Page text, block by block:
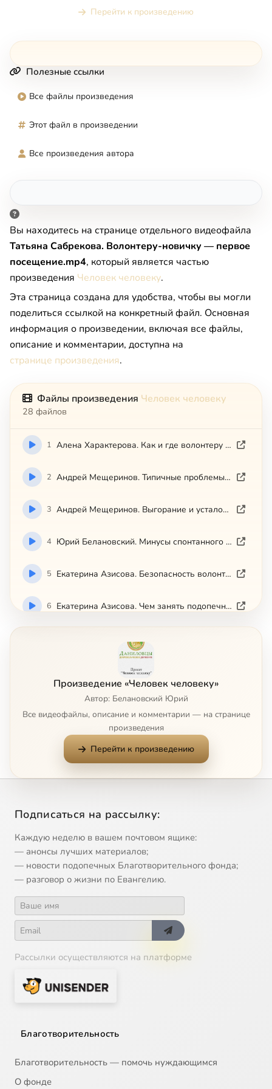
Перейти к произведению
Полезные ссылки
Все файлы произведения
Этот файл в произведении
Все произведения автора
Вы находитесь на странице отдельного видеофайла
Татьяна Сабрекова. Волонтеру-новичку — первое
посещение.mp4, который является частью
произведения Человек человеку.
Эта страница создана для удобства, чтобы вы могли
поделиться ссылкой на конкретный файл. Основная
информация о произведении, включая все файлы,
описание и комментарии, доступна на
странице произведения.
Файлы произведения Человек человеку
28 файлов
1 Алена Характерова. Как и где волонтеру искать поддержку.mp4
2 Андрей Мещеринов. Типичные проблемы волонтера.mp4
3 Андрей Мещеринов. Выгорание и усталость.mp4
4 Юрий Белановский. Минусы спонтанного волонтерства
5 Екатерина Азисова. Безопасность волонтеров — манипуляции подопечных-заключенных.mp4
6 Екатерина Азисова. Чем занять подопечных подростков.mp4
14 Татьяна Сабрекова. Общение волонтера с родственниками подопечного.mp4
15 Татьяна Сабрекова. Волонтеру-новичку — первое посещение.mp4
17
18
Произведение «Человек человеку»
Автор: Белановский Юрий
Все видеофайлы, описание и комментарии — на странице
произведения
Перейти к произведению
Подписаться на рассылку:
Каждую неделю в вашем почтовом ящике:
— анонсы лучших материалов;
— новости подопечных Благотворительного фонда;
— разговор о жизни по Евангелию.
Рассылки осуществляются на платформе
Благотворительность
Благотворительность — помочь нуждающимся
О фонде